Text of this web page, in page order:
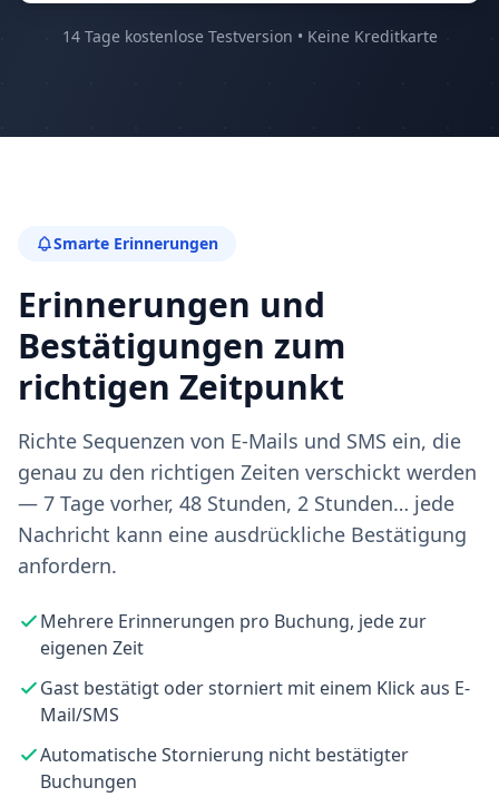
14 Tage kostenlose Testversion • Keine Kreditkarte
Smarte Erinnerungen
Erinnerungen und
Bestätigungen zum
richtigen Zeitpunkt
Richte Sequenzen von E-Mails und SMS ein, die
genau zu den richtigen Zeiten verschickt werden
— 7 Tage vorher, 48 Stunden, 2 Stunden… jede
Nachricht kann eine ausdrückliche Bestätigung
anfordern.
Mehrere Erinnerungen pro Buchung, jede zur
eigenen Zeit
Gast bestätigt oder storniert mit einem Klick aus E-
Mail/SMS
Automatische Stornierung nicht bestätigter
Buchungen